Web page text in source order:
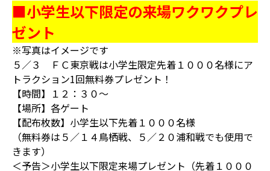
■小学生以下限定の来場ワクワクプレ
ゼント
※写真はイメージです
５／３ ＦＣ東京戦は小学生限定先着１０００名様にア
トラクション1回無料券プレゼント！
【時間】１２：３０～
【場所】各ゲート
【配布枚数】小学生以下先着１０００名様
（無料券は５／１４鳥栖戦、５／２０浦和戦でも使用で
きます）
＜予告＞小学生以下限定来場プレゼント（先着１０００